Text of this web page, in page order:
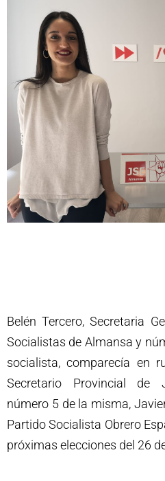
Belén Tercero, Secretaria
Socialistas de Almansa y
socialista, comparecía en
Secretario Provincial de
número 5 de la misma,
Partido Socialista Obrero
próximas elecciones del 26